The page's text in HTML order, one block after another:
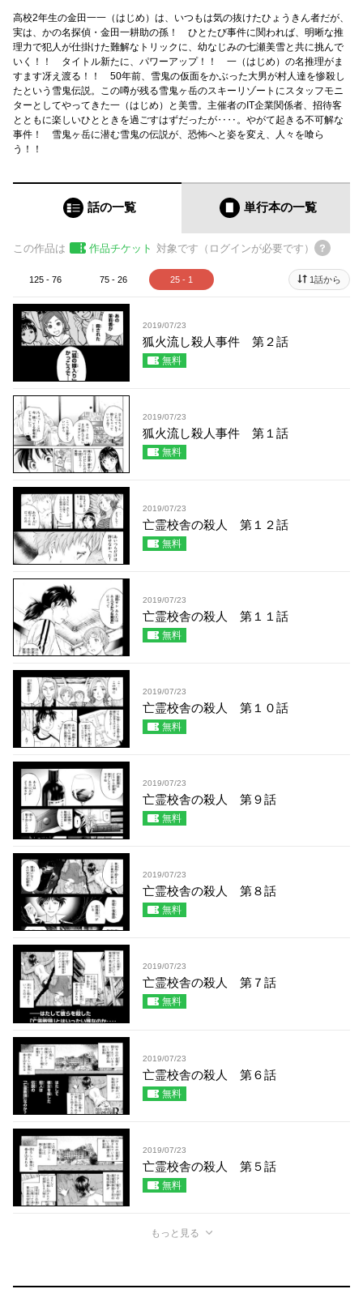
高校2年生の金田一一（はじめ）は、いつもは気の抜けたひょうきん者だが、
実は、かの名探偵・金田一耕助の孫！ ひとたび事件に関われば、明晰な推
理力で犯人が仕掛けた難解なトリックに、幼なじみの七瀬美雪と共に挑んで
いく！！ タイトル新たに、パワーアップ！！ 一（はじめ）の名推理がま
すます冴え渡る！！ 50年前、雪鬼の仮面をかぶった大男が村人達を惨殺し
たという雪鬼伝説。この噂が残る雪鬼ヶ岳のスキーリゾートにスタッフモニ
ターとしてやってきた一（はじめ）と美雪。主催者のIT企業関係者、招待客
とともに楽しいひとときを過ごすはずだったが‥‥。やがて起きる不可解な
事件！ 雪鬼ヶ岳に潜む雪鬼の伝説が、恐怖へと姿を変え、人々を喰ら
う！！
話の一覧 単行本の一覧
この作品は 作品チケット 対象です（ログインが必要です）
125 - 76 75 - 26 25 - 1 1話から
2019/07/23
狐火流し殺人事件 第２話
無料
2019/07/23
狐火流し殺人事件 第１話
無料
2019/07/23
亡霊校舎の殺人 第１２話
無料
2019/07/23
亡霊校舎の殺人 第１１話
無料
2019/07/23
亡霊校舎の殺人 第１０話
無料
2019/07/23
亡霊校舎の殺人 第９話
無料
2019/07/23
亡霊校舎の殺人 第８話
無料
2019/07/23
亡霊校舎の殺人 第７話
無料
2019/07/23
亡霊校舎の殺人 第６話
無料
2019/07/23
亡霊校舎の殺人 第５話
無料
もっと見る